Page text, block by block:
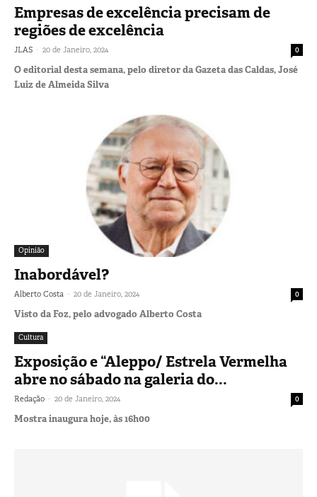
Empresas de excelência precisam de
regiões de excelência
JLAS - 20 de Janeiro, 2024 0
O editorial desta semana, pelo diretor da Gazeta das Caldas, José
Luiz de Almeida Silva
Opinião
Inabordável?
Alberto Costa - 20 de Janeiro, 2024 0
Visto da Foz, pelo advogado Alberto Costa
Cultura
Exposição e “Aleppo/ Estrela Vermelha
abre no sábado na galeria do...
Redação - 20 de Janeiro, 2024 0
Mostra inaugura hoje, às 16h00